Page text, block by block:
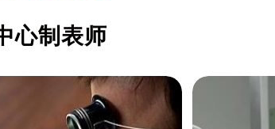
心制表师